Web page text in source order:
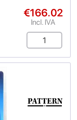
€166.02
Incl. IVA